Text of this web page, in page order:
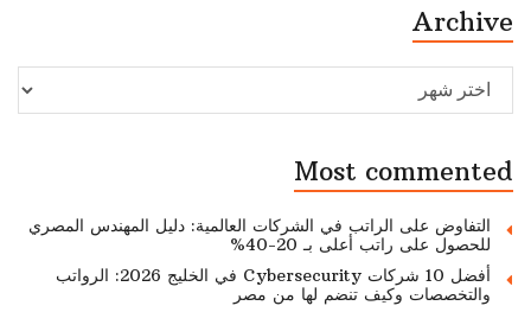
Archive
Archive
Most commented
التفاوض على الراتب في الشركات العالمية: دليل المهندس المصري
للحصول على راتب أعلى بـ 20-40%
أفضل 10 شركات Cybersecurity في الخليج 2026: الرواتب
والتخصصات وكيف تنضم لها من مصر